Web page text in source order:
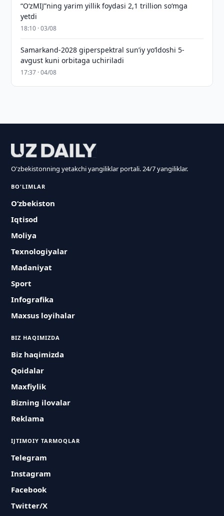
“O‘zMIJ”ning yarim yillik foydasi 2,1 trillion so‘mga
yetdi
18:10 · 03/08
Samarkand-2028 giperspektral sun’iy yo‘ldoshi 5-
avgust kuni orbitaga uchiriladi
17:37 · 04/08
O'zbekistonning yetakchi yangiliklar portali. 24/7 yangiliklar.
BO'LIMLAR
O‘zbekiston
Iqtisod
Moliya
Texnologiyalar
Madaniyat
Sport
Infografika
Maxsus loyihalar
BIZ HAQIMIZDA
Biz haqimizda
Qoidalar
Maxfiylik
Bizning ilovalar
Reklama
IJTIMOIY TARMOQLAR
Telegram
Instagram
Facebook
Twitter/X